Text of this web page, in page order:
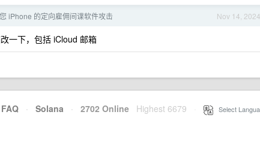
Nov 14, 2024
iPhone 的定向雇佣间谍软件攻击
一下，包括 iCloud 邮箱
FAQ · Solana · 2702 Online Highest 6679 Select